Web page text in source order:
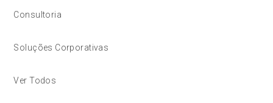
Consultoria
Soluções Corporativas
Ver Todos